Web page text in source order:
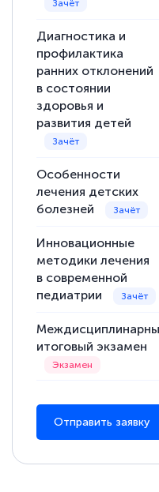
книги,
статьи. Времени
достаточно.
аттестацию в
Евгения
Знаток города 2
Спасибо
вежливое
понятно!
квалификации.
Елена
Знаток города 5
Диагностика и
профилактика
ранних отклонений
в состоянии
здоровья и
развития детей
Особенности
лечения детских
болезней
Инновационные
методики лечения
в современной
педиатрии
итоговый экзамен
Отправить заявку